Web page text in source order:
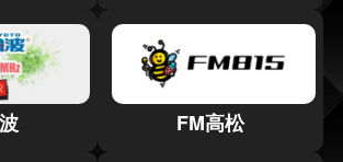
FM高松